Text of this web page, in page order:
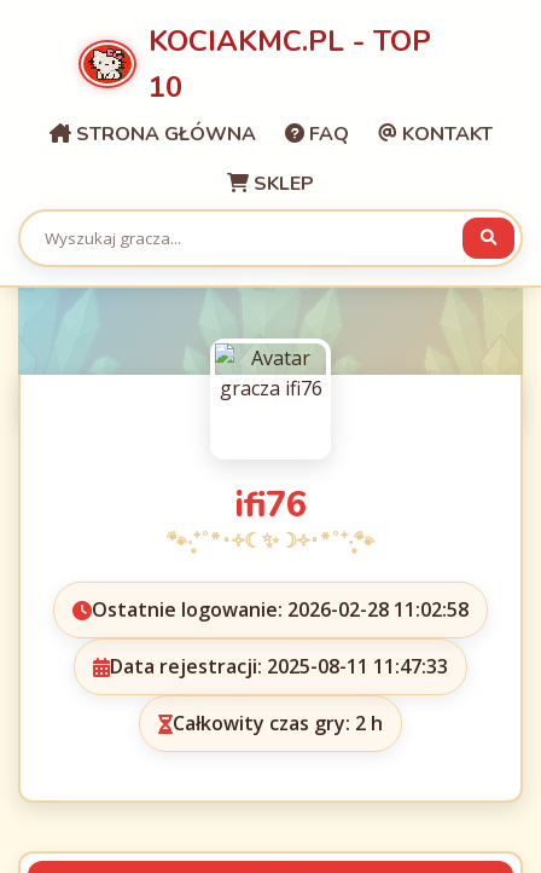
KOCIAKMC.PL - TOP
10
STRONA GŁÓWNA FAQ
KONTAKT
SKLEP
ifi76
Ostatnie logowanie: 2026-02-28 11:02:58
Data rejestracji: 2025-08-11 11:47:33
Całkowity czas gry: 2 h